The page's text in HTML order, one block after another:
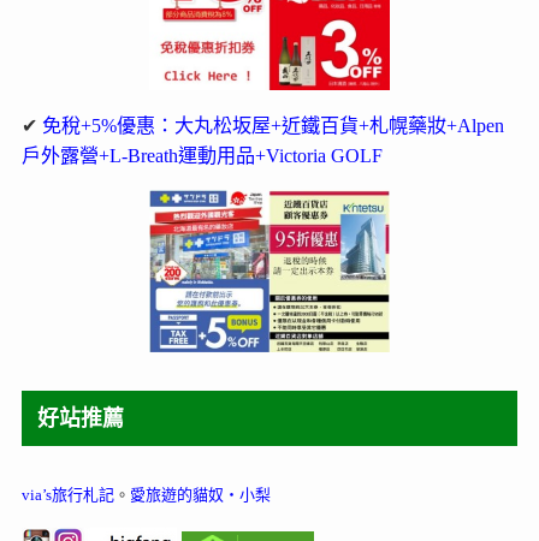
✔ 免稅+5%優惠：大丸松坂屋+近鐵百貨+札幌藥妝+Alpen
戶外露營+L-Breath運動用品+Victoria GOLF
好站推薦
via’s旅行札記。 愛旅遊的貓奴‧小梨